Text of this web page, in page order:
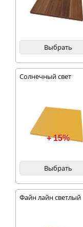
Выбрать
Солнечный свет
+ 15%
Выбрать
Файн лайн светлый